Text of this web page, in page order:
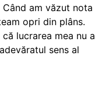
am văzut nota
opri din plâns.
lucrarea mea nu a
sens al